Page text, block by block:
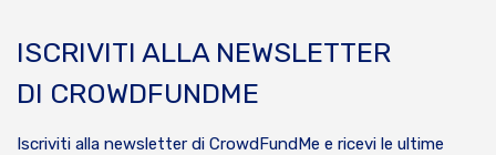
ISCRIVITI ALLA NEWSLETTER
DI CROWDFUNDME
Iscriviti alla newsletter di CrowdFundMe e ricevi le ultime